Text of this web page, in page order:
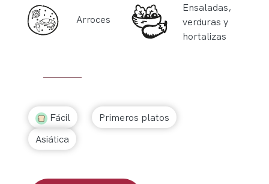
Arroces
Ensaladas,
verduras y
hortalizas
Fácil
Primeros platos
Asiática